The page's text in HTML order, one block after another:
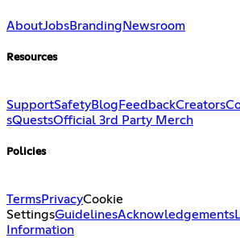
AboutJobsBranding Newsroom
Resources
SupportSafetyBlog FeedbackCreators
sQuestsOfficial 3rd Party Merch
Policies
TermsPrivacyCookie
SettingsGuidelinesAcknowledgements
Information